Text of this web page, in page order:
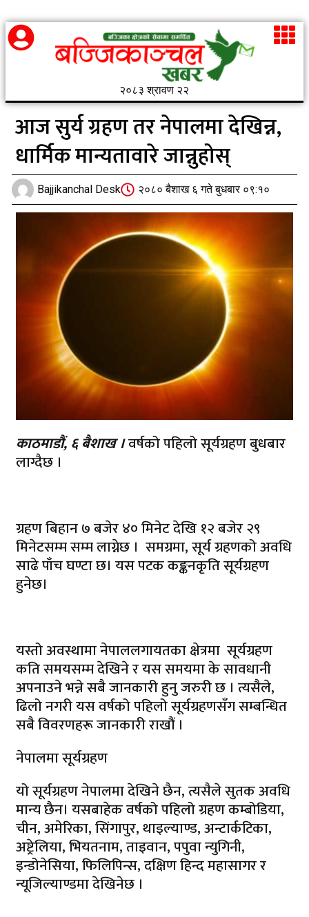
२०८३ श्रावण २२
आज सुर्य ग्रहण तर नेपालमा देखिन्न,
धार्मिक मान्यतावारे जान्नुहोस्
Bajjikanchal Desk २०८० बैशाख ६ गते बुधबार ०९:१०
काठमाडौं, ६ बैशाख ।वर्षको पहिलो सूर्यग्रहण बुधबार
लाग्दैछ ।
ग्रहण बिहान ७ बजेर ४० मिनेट देखि १२ बजेर २९
मिनेटसम्म सम्म लाग्नेछ । समग्रमा, सूर्य ग्रहणको अवधि
साढे पाँच घण्टा छ। यस पटक कङ्कनकृति सूर्यग्रहण
हुनेछ।
यस्तो अवस्थामा नेपाललगायतका क्षेत्रमा सूर्यग्रहण
कति समयसम्म देखिने र यस समयमा के सावधानी
अपनाउने भन्ने सबै जानकारी हुनु जरुरी छ । त्यसैले,
ढिलो नगरी यस वर्षको पहिलो सूर्यग्रहणसँग सम्बन्धित
सबै विवरणहरू जानकारी राखौं ।
नेपालमा सूर्यग्रहण
यो सूर्यग्रहण नेपालमा देखिने छैन, त्यसैले सुतक अवधि
मान्य छैन। यसबाहेक वर्षको पहिलो ग्रहण कम्बोडिया,
चीन, अमेरिका, सिंगापुर, थाइल्याण्ड, अन्टार्कटिका,
अष्ट्रेलिया, भियतनाम, ताइवान, पपुवा न्युगिनी,
इन्डोनेसिया, फिलिपिन्स, दक्षिण हिन्द महासागर र
न्यूजिल्याण्डमा देखिनेछ ।